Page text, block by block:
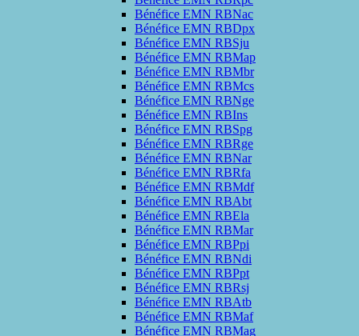
Bénéfice EMN RBNac
Bénéfice EMN RBDpx
Bénéfice EMN RBSju
Bénéfice EMN RBMap
Bénéfice EMN RBMbr
Bénéfice EMN RBMcs
Bénéfice EMN RBNge
Bénéfice EMN RBIns
Bénéfice EMN RBSpg
Bénéfice EMN RBRge
Bénéfice EMN RBNar
Bénéfice EMN RBRfa
Bénéfice EMN RBMdf
Bénéfice EMN RBAbt
Bénéfice EMN RBEla
Bénéfice EMN RBMar
Bénéfice EMN RBPpi
Bénéfice EMN RBNdi
Bénéfice EMN RBPpt
Bénéfice EMN RBRsj
Bénéfice EMN RBAtb
Bénéfice EMN RBMaf
Bénéfice EMN RBMag